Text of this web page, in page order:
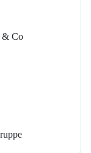
& Co